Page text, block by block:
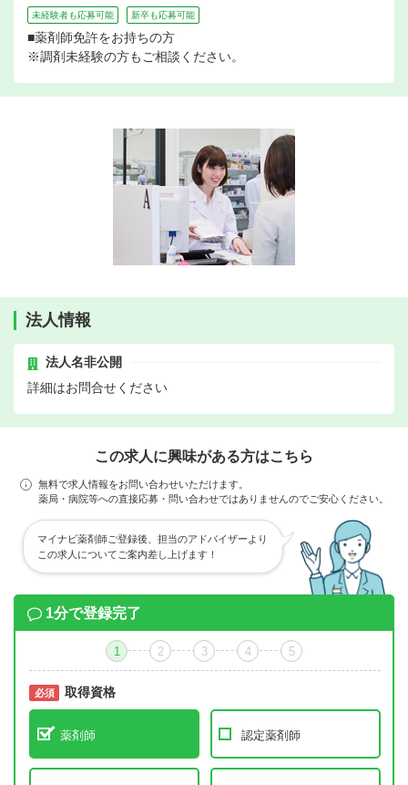
未経験者も応募可能 新卒も応募可能
■薬剤師免許をお持ちの方
※調剤未経験の方もご相談ください。
法人情報
法人名非公開
詳細はお問合せください
この求人に興味がある方はこちら
無料で求人情報をお問い合わせいただけます。
薬局・病院等への直接応募・問い合わせではありませんのでご安心ください。
マイナビ薬剤師ご登録後、担当のアドバイザーより
この求人についてご案内差し上げます！
1分で登録完了
1 2 3 4 5
必須 取得資格
薬剤師 認定薬剤師